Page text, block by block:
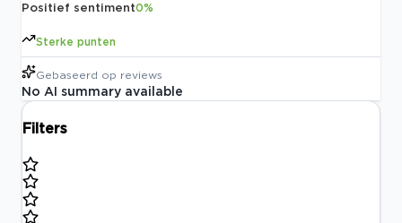
Positief sentiment0%
Sterke punten
Gebaseerd op reviews
No AI summary available
Filters